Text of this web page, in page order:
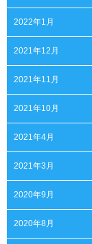
2022年1月
2021年12月
2021年11月
2021年10月
2021年4月
2021年3月
2020年9月
2020年8月